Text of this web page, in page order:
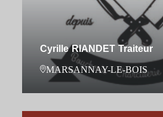
Cyrille RIANDET Traiteur
MARSANNAY-LE-BOIS